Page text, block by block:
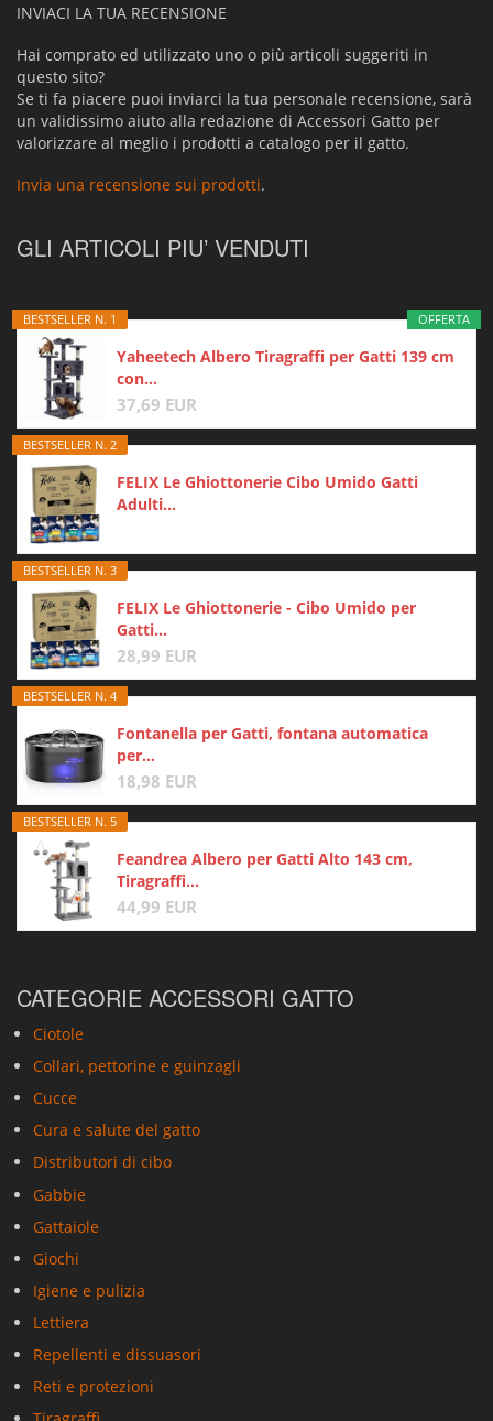
INVIACI LA TUA RECENSIONE
Hai comprato ed utilizzato uno o più articoli suggeriti in
questo sito?
Se ti fa piacere puoi inviarci la tua personale recensione, sarà
un validissimo aiuto alla redazione di Accessori Gatto per
valorizzare al meglio i prodotti a catalogo per il gatto.
Invia una recensione sui prodotti.
GLI ARTICOLI PIU’ VENDUTI
OFFERTA
BESTSELLER N. 1
Yaheetech Albero Tiragraffi per Gatti 139 cm
con...
37,69 EUR
BESTSELLER N. 2
FELIX Le Ghiottonerie Cibo Umido Gatti
Adulti...
BESTSELLER N. 3
FELIX Le Ghiottonerie - Cibo Umido per
Gatti...
28,99 EUR
BESTSELLER N. 4
Fontanella per Gatti, fontana automatica
per...
18,98 EUR
BESTSELLER N. 5
Feandrea Albero per Gatti Alto 143 cm,
Tiragraffi...
44,99 EUR
CATEGORIE ACCESSORI GATTO
Ciotole
Collari, pettorine e guinzagli
Cucce
Cura e salute del gatto
Distributori di cibo
Gabbie
Gattaiole
Giochi
Igiene e pulizia
Lettiera
Repellenti e dissuasori
Reti e protezioni